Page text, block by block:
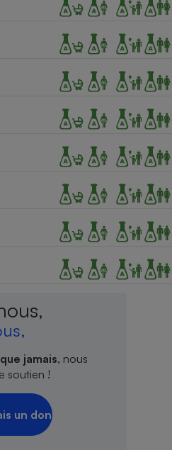
jamais, nous
soutien !
un don